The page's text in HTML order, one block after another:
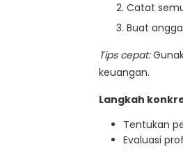
Catat
Buat
Tips cepat:
keuangan.
Langkah
Tentukan
Evaluasi